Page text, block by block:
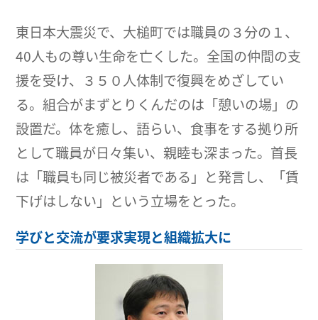
東日本大震災で、大槌町では職員の３分の１、
40人もの尊い生命を亡くした。全国の仲間の支
援を受け、３５０人体制で復興をめざしてい
る。組合がまずとりくんだのは「憩いの場」の
設置だ。体を癒し、語らい、食事をする拠り所
として職員が日々集い、親睦も深まった。首長
は「職員も同じ被災者である」と発言し、「賃
下げはしない」という立場をとった。
学びと交流が要求実現と組織拡大に